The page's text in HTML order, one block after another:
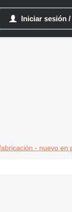
Iniciar sesión
- nuevo en